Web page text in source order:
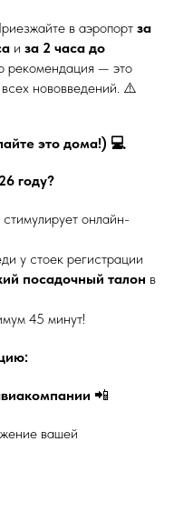
в аэропорт за
и за 2 часа до
рекомендация — это
нововведений. ⚠️
это дома!) 💻
году?
онлайн-
у стоек регистрации
посадочный талон в
45 минут!
📲
вашей